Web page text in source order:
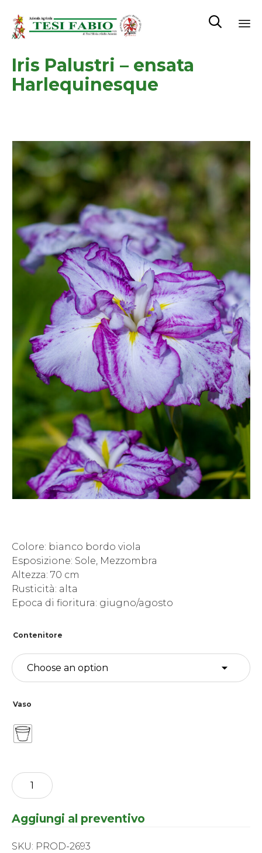

Iris Palustri – ensata
Harlequinesque
Colore: bianco bordo viola
Esposizione: Sole, Mezzombra
Altezza: 70 cm
Rusticità: alta
Epoca di fioritura: giugno/agosto
Contenitore
Vaso
Iris
Palustri
Harlequinesque
Aggiungi al preventivo
SKU: PROD-2693